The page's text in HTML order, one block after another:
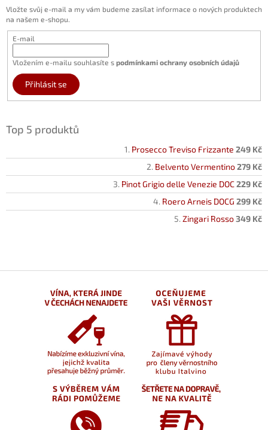
Vložte svůj e-mail a my vám budeme zasílat informace o nových produktech
na našem e-shopu.
E-mail
Vložením e-mailu souhlasíte s podmínkami ochrany osobních údajů
Přihlásit se
Top 5 produktů
Prosecco Treviso Frizzante 249 Kč
Belvento Vermentino279 Kč
Pinot Grigio delle Venezie DOC229 Kč
Roero Arneis DOCG 299 Kč
Zingari Rosso349 Kč